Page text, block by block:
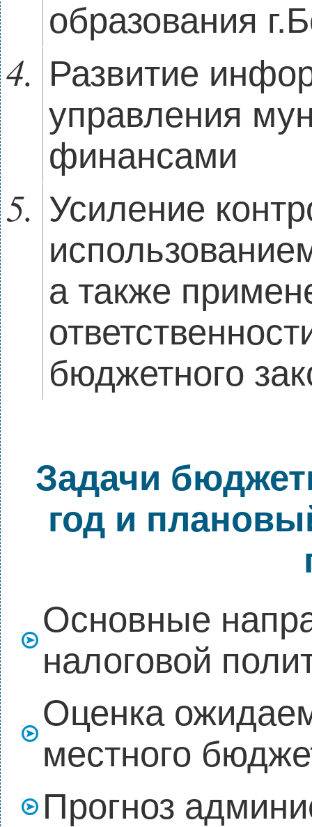
образования
Развитие
управления
финансами
Усиление
а также
бюджетного
Задачи
год и
Основные
налоговой
Оценка
местного
Прогноз